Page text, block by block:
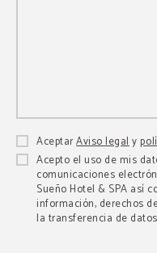
AceptarAviso legaly
Acepto el uso de mis
comunicaciones
Sueño Hotel & SPA así
información, derechos
la transferencia de